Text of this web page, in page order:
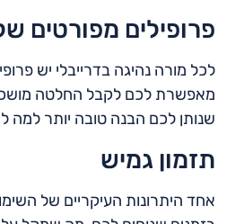
פרופילים מפורטים
לכל מורה נהיגה בדרייבלי יש
מאפשרת לכם לקבל החלטה מושכלת
שנותן לכם הבנה טובה יותר למה
תזמון גמיש
אחד היתרונות העיקריים של